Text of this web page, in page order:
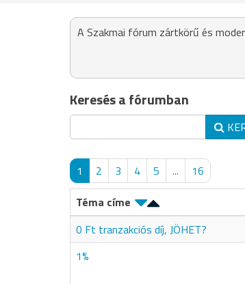
A Szakmai fórum zártkörű és
Keresés a fórumban
1 2 3 4 5 ... 16
Téma címe
0 Ft tranzakciós díj, JÖHET?
1%